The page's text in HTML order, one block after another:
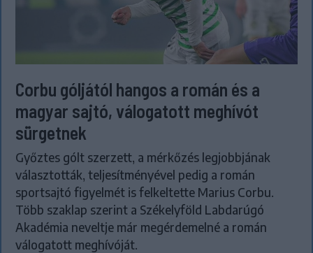
Corbu góljától hangos a román és a
magyar sajtó, válogatott meghívót
sürgetnek
Győztes gólt szerzett, a mérkőzés legjobbjának
választották, teljesítményével pedig a román
sportsajtó figyelmét is felkeltette Marius Corbu.
Több szaklap szerint a Székelyföld Labdarúgó
Akadémia neveltje már megérdemelné a román
válogatott meghívóját.